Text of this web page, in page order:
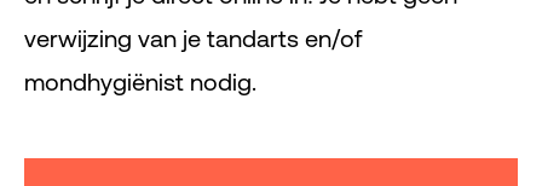
verwijzing van je tandarts en/of
mondhygiënist nodig.